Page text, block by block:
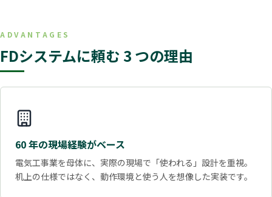
ADVANTAGES
FDシステムに頼む 3 つの理由
60 年の現場経験がベース
電気工事業を母体に、実際の現場で「使われる」設計を重視。
机上の仕様ではなく、動作環境と使う人を想像した実装です。